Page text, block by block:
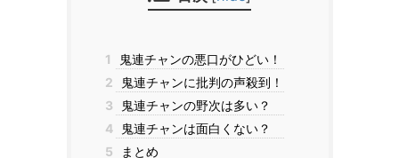
1
鬼連チャンの悪口がひどい！
2
鬼連チャンに批判の声殺到！
3
鬼連チャンの野次は多い？
4
鬼連チャンは面白くない？
5
まとめ